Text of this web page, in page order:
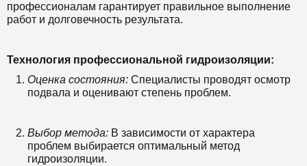
профессионалам гарантирует правильное выполнение
работ и долговечность результата.
Технология профессиональной гидроизоляции:
Оценка состояния: Специалисты проводят осмотр
подвала и оценивают степень проблем.
Выбор метода: В зависимости от характера
проблем выбирается оптимальный метод
гидроизоляции.